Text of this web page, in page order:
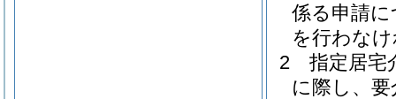
係る申請
を行わな
2
指定居宅
に際し、